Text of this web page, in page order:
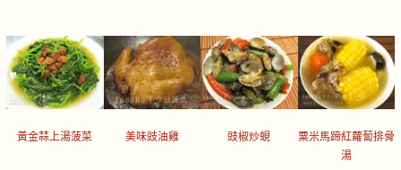
黃金蒜上湯菠菜 美味豉油雞 豉椒炒蜆
粟米馬蹄紅蘿蔔排骨
湯